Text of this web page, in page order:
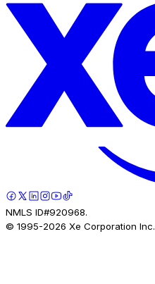
NMLS ID#920968.
© 1995-2026 Xe Corporation Inc.